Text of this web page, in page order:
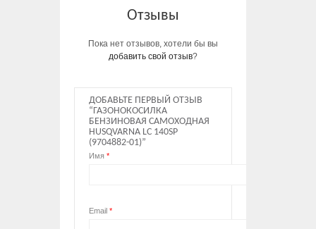
Отзывы
Пока нет отзывов, хотели бы вы
добавить свой отзыв?
ДОБАВЬТЕ ПЕРВЫЙ ОТЗЫВ
“ГАЗОНОКОСИЛКА
БЕНЗИНОВАЯ САМОХОДНАЯ
HUSQVARNA LC 140SP
(9704882-01)”
Имя *
Email *